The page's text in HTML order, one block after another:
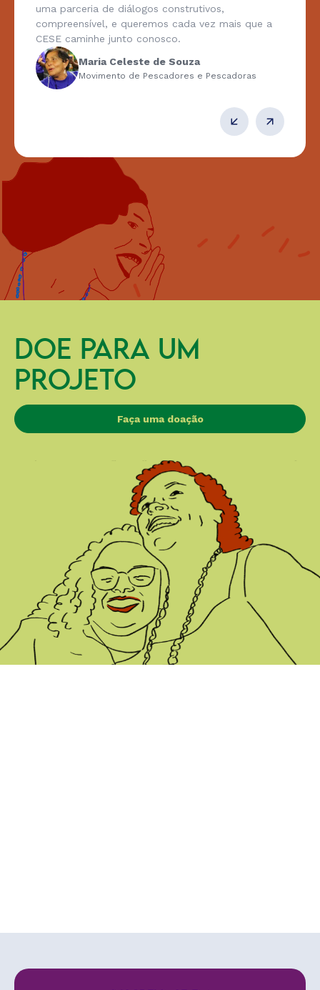
uma parceria de diálogos construtivos,
compreensível, e queremos cada vez mais que a
CESE caminhe junto conosco.
Maria Celeste de Souza
Movimento de Pescadores e Pescadoras
DOE PARA UM
PROJETO
Faça uma doação